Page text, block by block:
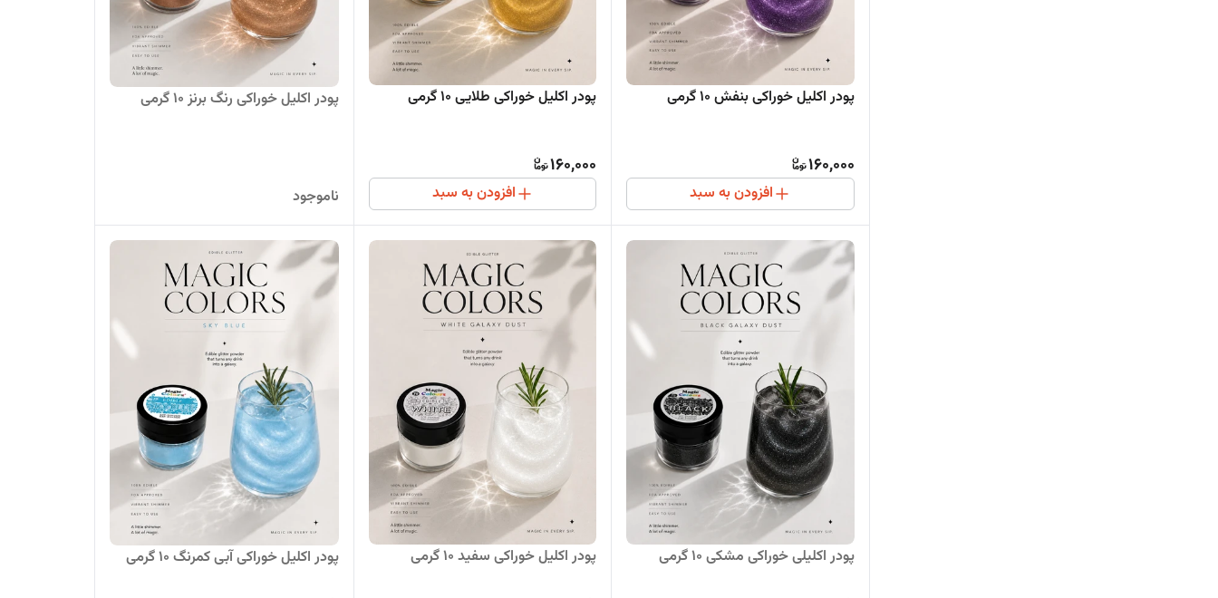
پودر اکلیل خوراکی بنفش ۱۰ گرمی
160,000
افزودن به سبد
پودر اکلیل خوراکی طلایی ۱۰ گرمی
160,000
افزودن به سبد
پودر اکلیل خوراکی رنگ برنز ۱۰ گرمی
ناموجود
پودر اکلیلی خوراکی مشکی ۱۰ گرمی پودر اکلیل خوراکی سفید ۱۰ گرمی پودر اکلیل خوراکی آبی کمرنگ ۱۰ گرمی